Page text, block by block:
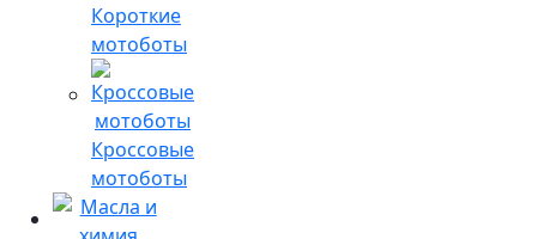
Короткие
мотоботы
Кроссовые
мотоботы